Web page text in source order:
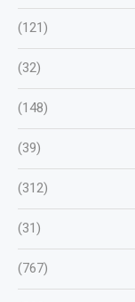
(121)
(32)
(148)
(39)
(312)
(31)
(767)